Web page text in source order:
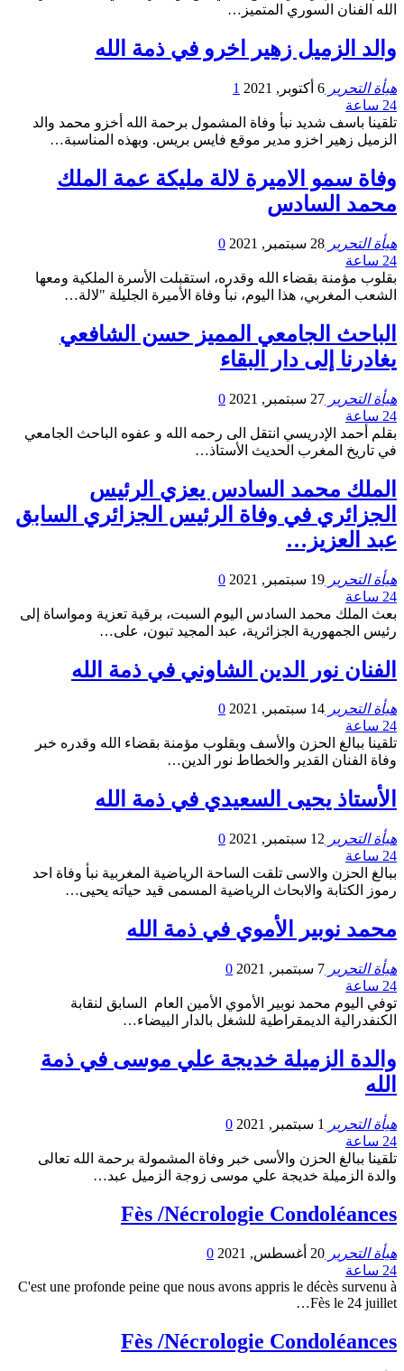
الله الفنان السوري المتميز…
والد الزميل زهير اخرو في ذمة الله
هيأة التحرير 6 أكتوبر, 2021
1
24 ساعة
تلقينا باسف شديد نبأ وفاة المشمول برحمة الله أخزو محمد والد
الزميل زهير اخزو مدير موقع فايس بريس. وبهذه المناسبة…
وفاة سمو الاميرة لالة مليكة عمة الملك
محمد السادس
هيأة التحرير 28 سبتمبر, 2021
0
24 ساعة
بقلوب مؤمنة بقضاء الله وقدره، استقبلت الأسرة الملكية ومعها
الشعب المغربي، هذا اليوم، نبأ وفاة الأميرة الجليلة "لالة…
الباحث الجامعي المميز حسن الشافعي
يغادرنا إلى دار البقاء
هيأة التحرير 27 سبتمبر, 2021
0
24 ساعة
بقلم أحمد الإدريسي انتقل الى رحمه الله و عفوه الباحث الجامعي
في تاريخ المغرب الحديث الأستاذ…
الملك محمد السادس يعزي الرئيس
الجزائري في وفاة الرئيس الجزائري السابق
عبد العزيز…
هيأة التحرير 19 سبتمبر, 2021
0
24 ساعة
بعث الملك محمد السادس اليوم السبت، برقية تعزية ومواساة إلى
رئيس الجمهورية الجزائرية، عبد المجيد تبون، على…
الفنان نور الدين الشاوني في ذمة الله
هيأة التحرير 14 سبتمبر, 2021
0
24 ساعة
تلقينا ببالغ الحزن والأسف وبقلوب مؤمنة بقضاء الله وقدره خبر
وفاة الفنان القدير والخطاط نور الدين…
الأستاذ يحيى السعيدي في ذمة الله
هيأة التحرير 12 سبتمبر, 2021
0
24 ساعة
ببالغ الحزن والاسى تلقت الساحة الرياضية المغربية نبأ وفاة احد
رموز الكتابة والابحاث الرياضية المسمى قيد حياته يحيى…
محمد نوبير الأموي في ذمة الله
هيأة التحرير 7 سبتمبر, 2021
0
24 ساعة
توفي اليوم محمد نوبير الأموي الأمين العام السابق لنقابة
الكنفدرالية الديمقراطية للشغل بالدار البيضاء…
والدة الزميلة خديجة علي موسى في ذمة
الله
هيأة التحرير 1 سبتمبر, 2021
0
24 ساعة
تلقينا ببالغ الحزن والأسى خبر وفاة المشمولة برحمة الله تعالى
والدة الزميلة خديجة علي موسى زوجة الزميل عبد…
Fès /Nécrologie Condoléances
هيأة التحرير 20 أغسطس, 2021
0
24 ساعة
C'est une profonde peine que nous avons appris le décès survenu à
Fès le 24 juillet…
Fès /Nécrologie Condoléances